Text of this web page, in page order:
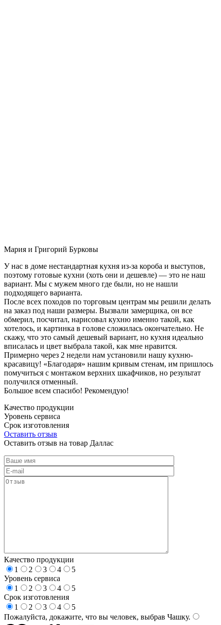
Мария и Григорий Бурковы
У нас в доме нестандартная кухня из-за короба и выступов,
поэтому готовые кухни (хоть они и дешевле) — это не наш
вариант. Мы с мужем много где были, но не нашли
подходящего варианта.
После всех походов по торговым центрам мы решили делать
на заказ под наши размеры. Вызвали замерщика, он все
обмерил, посчитал, нарисовал кухню именно такой, как
хотелось, и картинка в голове сложилась окончательно. Не
скажу, что это самый дешевый вариант, но кухня идеально
вписалась и цвет выбрала такой, как мне нравится.
Примерно через 2 недели нам установили нашу кухню-
красавицу! «Благодаря» нашим кривым стенам, им пришлось
помучиться с монтажом верхних шкафчиков, но результат
получился отменный.
Большое всем спасибо! Рекомендую!
Качество продукции
Уровень сервиса
Срок изготовления
Оставить отзыв
Оставить отзыв на товар Даллас
Качество продукции
1
2 3 4
5
Уровень сервиса
1
2 3 4
5
Срок изготовления
1
2 3 4
5
Пожалуйста, докажите, что вы человек, выбрав Чашку.